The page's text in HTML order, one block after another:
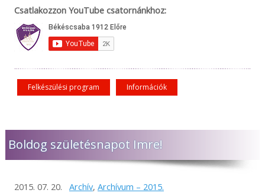
Csatlakozzon YouTube csatornánkhoz:
Felkészülési program Információk
Boldog születésnapot Imre!
2015. 07. 20. Archív, Archívum – 2015.